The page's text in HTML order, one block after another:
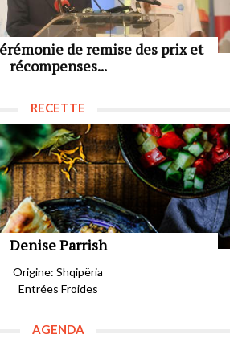
de remise des prix et
récompenses...
RECETTE
Denise Parrish
Origine: Shqipëria
Entrées Froides
AGENDA